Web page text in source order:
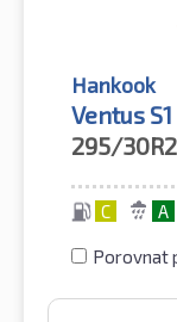
Hankook
Ventus
295/
C A
Porovnat